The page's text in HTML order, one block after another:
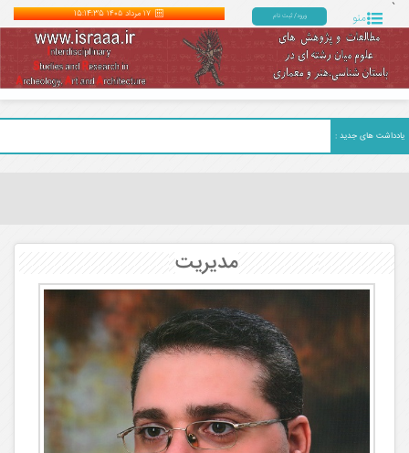
` منو ورود/ ثبت نام ۱۷ مرداد ۱۴۰۵ 15:14:37
یادداشت های جدید :
مدیریت